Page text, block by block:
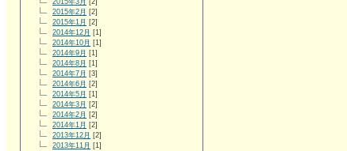
2015年3月 [2]
2015年2月 [2]
2015年1月 [2]
2014年12月 [1]
2014年10月 [1]
2014年9月 [1]
2014年8月 [1]
2014年7月 [3]
2014年6月 [2]
2014年5月 [1]
2014年3月 [2]
2014年2月 [2]
2014年1月 [2]
2013年12月 [2]
2013年11月 [1]